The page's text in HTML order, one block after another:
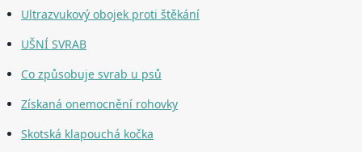
Ultrazvukový obojek proti štěkání
UŠNÍ SVRAB
Co způsobuje svrab u psů
Získaná onemocnění rohovky
Skotská klapouchá kočka